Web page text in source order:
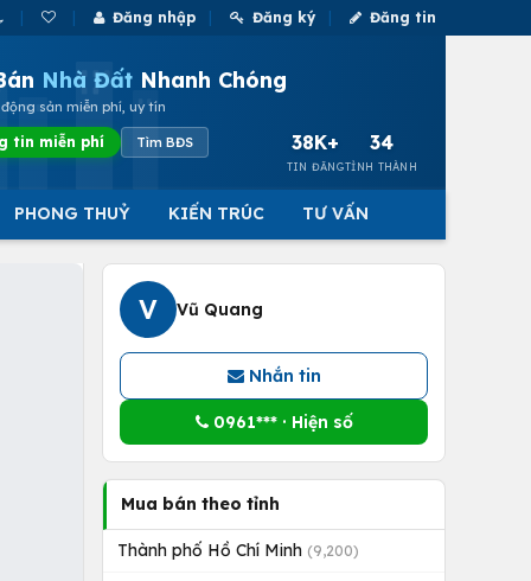
Đăng nhập Đăng ký Đăng tin
Nhà Đất Nhanh Chóng
sản miễn phí, uy tín
tin miễn phí Tìm BĐS 38K+
TIN ĐĂNG
34
TỈNH THÀNH
PHONG THUỶ KIẾN TRÚC TƯ VẤN
V Vũ Quang
Nhắn tin
0961*** · Hiện số
Mua bán theo tỉnh
Thành phố Hồ Chí Minh (9,200)